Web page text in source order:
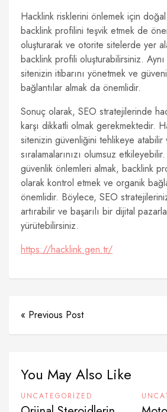
Hacklink risklerini önlemek için
backlink profilini teşvik etmek de
oluşturarak ve otorite sitelerde yer
backlink profili oluşturabilirsiniz.
sitenizin itibarını yönetmek ve
bağlantılar almak da önemlidir.
Sonuç olarak, SEO stratejilerinde
karşı dikkatli olmak gerekmektedir.
sitenizin güvenliğini tehlikeye atabilir
sıralamalarınızı olumsuz
güvenlik önlemleri almak, backlink
olarak kontrol etmek ve organik
önemlidir. Böylece, SEO
artırabilir ve başarılı bir dijital
yürütebilirsiniz.
https://hacklink.gen.tr/
« Previous Post
You May Also Like
UNCATEGORIZED